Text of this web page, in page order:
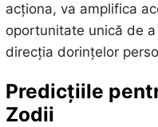
acționa, va amplifica
oportunitate unică de
direcția dorințelor
Predicțiile
Zodii